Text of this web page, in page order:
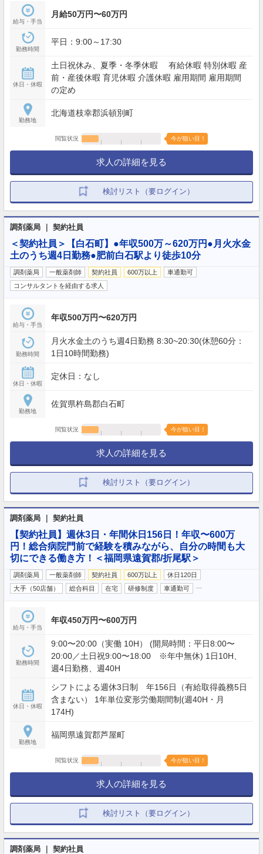
給与・手当
月給50万円〜60万円
勤務時間
平日：9:00～17:30
休日・休暇
土日祝休み、夏季・冬季休暇 有給休暇 特別休暇 産
前・産後休暇 育児休暇 介護休暇 雇用期間 雇用期間
の定め
勤務地
北海道枝幸郡浜頓別町
閲覧状況 今が狙い目！
求人の詳細を見る
検討リスト（要ログイン）
調剤薬局 ｜ 契約社員
＜契約社員＞【白石町】●年収500万～620万円●月火水金
土のうち週4日勤務●肥前白石駅より徒歩10分
調剤薬局 一般薬剤師 契約社員 600万以上
車通勤可
コンサルタントを経由する求人
給与・手当
年収500万円〜620万円
勤務時間
月火水金土のうち週4日勤務 8:30~20:30(休憩60分：
1日10時間勤務)
休日・休暇
定休日：なし
勤務地
佐賀県杵島郡白石町
閲覧状況 今が狙い目！
求人の詳細を見る
検討リスト（要ログイン）
調剤薬局 ｜ 契約社員
【契約社員】週休3日・年間休日156日！年収〜600万
円！総合病院門前で経験を積みながら、自分の時間も大
切にできる働き方！＜福岡県遠賀郡/折尾駅＞
調剤薬局 一般薬剤師 契約社員 600万以上
休日120日
大手（50店舗）
総合科目 在宅 研修制度 車通勤可
給与・手当
年収450万円〜600万円
勤務時間
9:00〜20:00（実働 10H） (開局時間：平日8:00〜
20:00／土日祝9:00〜18:00 ※年中無休) 1日10H、
週4日勤務、週40H
休日・休暇
シフトによる週休3日制 年156日（有給取得義務5日
含まない） 1年単位変形労働期間制(週40H・月
174H)
勤務地
福岡県遠賀郡芦屋町
閲覧状況 今が狙い目！
求人の詳細を見る
検討リスト（要ログイン）
調剤薬局 ｜ 契約社員